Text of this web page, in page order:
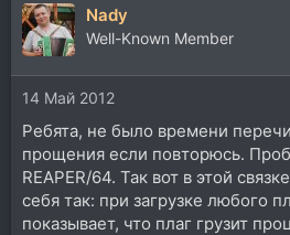
Nady
Well-Known Member
14 Май 2012
Ребята, не было времени
прощения если повторюсь.
REAPER/64. Так вот в этой
себя так: при загрузке любого
показывает, что плаг грузит